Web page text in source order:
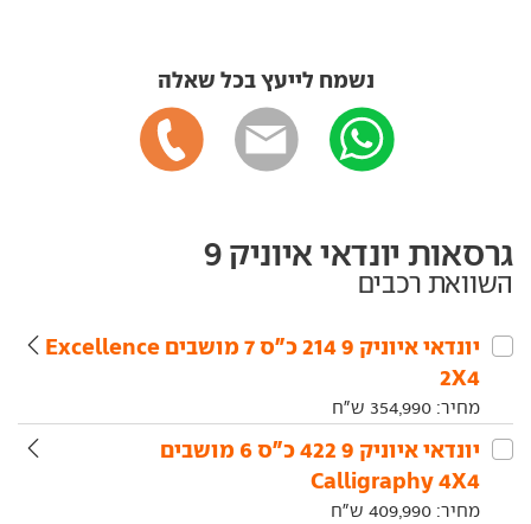
נשמח לייעץ בכל שאלה
גרסאות יונדאי איוניק 9
השוואת רכבים
יונדאי‏ איוניק 9‏ 214 כ"ס 7 מושבים Excellence
2X4
מחיר: 354,990 ש"ח
יונדאי‏ איוניק 9‏ 422 כ"ס 6 מושבים
Calligraphy 4X4
מחיר: 409,990 ש"ח